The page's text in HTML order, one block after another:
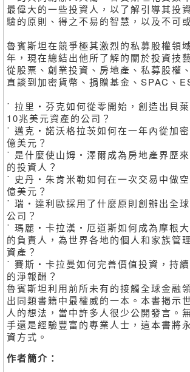
最偉大的一些投資人，以了解引導其投
驗的原則、得之不易的智慧，以及不可
魯賓斯坦在競爭極其激烈的私募股權領
年，現在總結出他所了解的關於投資技
從股票、創業投資、房地產、私募股權
直談到加密貨幣、捐贈基金、SPAC、
˙ 拉里・芬克如何從零開始，創造出貝
10兆美元資產的公司？
˙ 邁克・諾沃格拉茨如何在一年內從加
億美元？
˙ 是什麼使山姆・澤爾成為房地產界歷
的投資人？
˙ 史丹・朱肯米勒如何在一次交易中做
億美元？
˙ 瑞・達利歐採用了什麼原則創辦出全
公司？
˙ 瑪麗・卡拉漢・厄道斯如何成為摩根
的負責人，為世界各地的個人和家族管
資產？
˙ 賽斯・卡拉曼如何完善價值投資，持
的淨報酬？
魯賓斯坦利用前所未有的接觸全球金融
出同類書籍中最權威的一本。本書揭示
人的想法，當中許多人很少公開發言。
手還是經驗豐富的專業人士，這本書將
資方式。
作者簡介：